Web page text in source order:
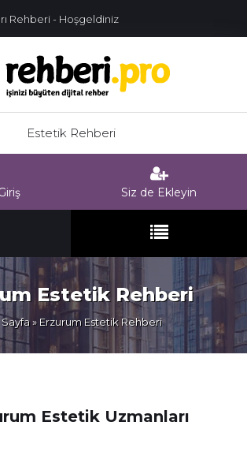
Rehberi - Hoşgeldiniz
Estetik Rehberi
Siz de Ekleyin
Estetik Rehberi
» Erzurum Estetik Rehberi
Estetik Uzmanları